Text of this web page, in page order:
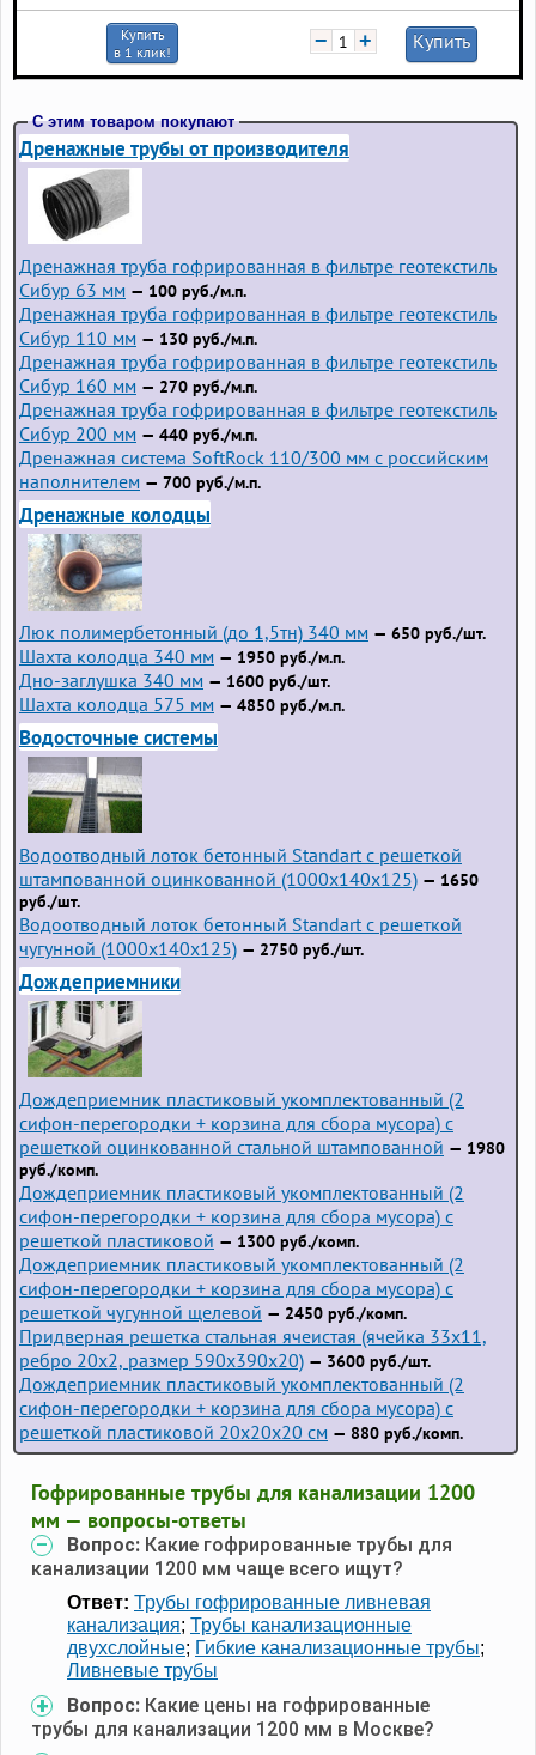
Купить
в 1 клик!
− + Купить
С этим товаром покупают
Дренажные трубы от производителя
Дренажная труба гофрированная в фильтре геотекстиль
Сибур 63 мм — 100 руб./м.п.
Дренажная труба гофрированная в фильтре геотекстиль
Сибур 110 мм — 130 руб./м.п.
Дренажная труба гофрированная в фильтре геотекстиль
Сибур 160 мм — 270 руб./м.п.
Дренажная труба гофрированная в фильтре геотекстиль
Сибур 200 мм — 440 руб./м.п.
Дренажная система SoftRock 110/300 мм с российским
наполнителем — 700 руб./м.п.
Дренажные колодцы
Люк полимербетонный (до 1,5тн) 340 мм — 650 руб./шт.
Шахта колодца 340 мм — 1950 руб./м.п.
Дно-заглушка 340 мм — 1600 руб./шт.
Шахта колодца 575 мм — 4850 руб./м.п.
Водосточные системы
Водоотводный лоток бетонный Standart с решеткой
штампованной оцинкованной (1000x140x125) — 1650
руб./шт.
Водоотводный лоток бетонный Standart с решеткой
чугунной (1000x140x125) — 2750 руб./шт.
Дождеприемники
Дождеприемник пластиковый укомплектованный (2
сифон-перегородки + корзина для сбора мусора) с
решеткой оцинкованной стальной штампованной — 1980
руб./комп.
Дождеприемник пластиковый укомплектованный (2
сифон-перегородки + корзина для сбора мусора) с
решеткой пластиковой — 1300 руб./комп.
Дождеприемник пластиковый укомплектованный (2
сифон-перегородки + корзина для сбора мусора) с
решеткой чугунной щелевой — 2450 руб./комп.
Придверная решетка стальная ячеистая (ячейка 33x11,
ребро 20x2, размер 590x390x20) — 3600 руб./шт.
Дождеприемник пластиковый укомплектованный (2
сифон-перегородки + корзина для сбора мусора) с
решеткой пластиковой 20х20х20 см — 880 руб./комп.
Гофрированные трубы для канализации 1200
мм — вопросы-ответы
Вопрос: Какие гофрированные трубы для
канализации 1200 мм чаще всего ищут?
Ответ: Трубы гофрированные ливневая
канализация; Трубы канализационные
двухслойные; Гибкие канализационные трубы;
Ливневые трубы
Вопрос: Какие цены на гофрированные
трубы для канализации 1200 мм в Москве?